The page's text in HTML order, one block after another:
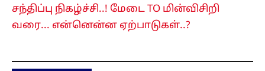
சந்திப்பு நிகழ்ச்சி..! மேடை TO மின்விசிறி
வரை... என்னென்ன ஏற்பாடுகள்..?